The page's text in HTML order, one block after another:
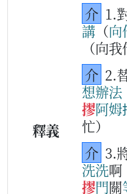
釋義
介 1.
講（向
（向我
介 2.
想辦法
摎阿姆
忙）
介 3.
洗洗啊
摎門關